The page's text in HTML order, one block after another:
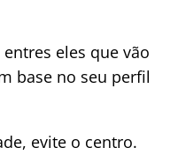
eles que vão
base no seu perfil
evite o centro.